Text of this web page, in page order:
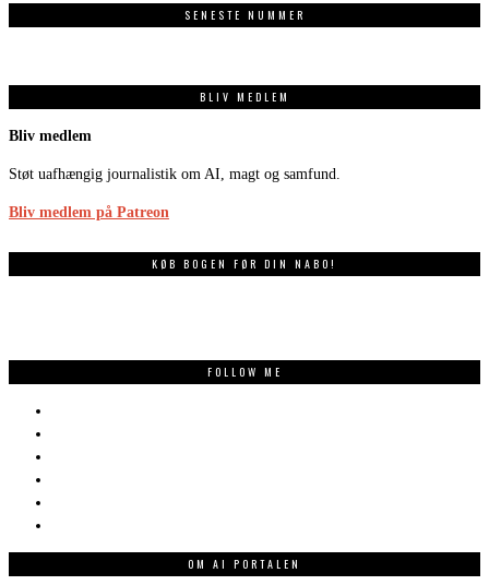
SENESTE NUMMER
BLIV MEDLEM
Bliv medlem
Støt uafhængig journalistik om AI, magt og samfund.
Bliv medlem på Patreon
KØB BOGEN FØR DIN NABO!
FOLLOW ME
OM AI PORTALEN